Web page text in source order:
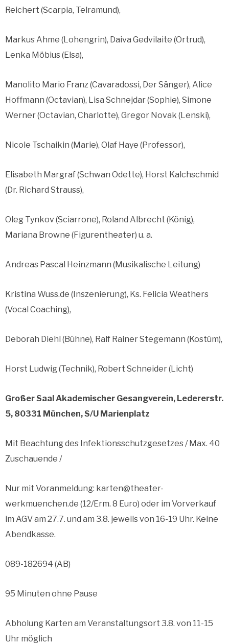
Reichert (Scarpia, Telramund),
Markus Ahme (Lohengrin), Daiva Gedvilaite (Ortrud),
Lenka Möbius (Elsa),
Manolito Mario Franz (Cavaradossi, Der Sänger), Alice
Hoffmann (Octavian), Lisa Schnejdar (Sophie), Simone
Werner (Octavian, Charlotte), Gregor Novak (Lenski),
Nicole Tschaikin (Marie), Olaf Haye (Professor),
Elisabeth Margraf (Schwan Odette), Horst Kalchschmid
(Dr. Richard Strauss),
Oleg Tynkov (Sciarrone), Roland Albrecht (König),
Mariana Browne (Figurentheater) u. a.
Andreas Pascal Heinzmann (Musikalische Leitung)
Kristina Wuss.de (Inszenierung), Ks. Felicia Weathers
(Vocal Coaching),
Deborah Diehl (Bühne), Ralf Rainer Stegemann (Kostüm),
Horst Ludwig (Technik), Robert Schneider (Licht)
Großer Saal Akademischer Gesangverein, Ledererstr.
5, 80331 München, S/U Marienplatz
Mit Beachtung des Infektionsschutzgesetzes / Max. 40
Zuschauende /
Nur mit Voranmeldung: karten@theater-
werkmuenchen.de (12/Erm. 8 Euro) oder im Vorverkauf
im AGV am 27.7. und am 3.8. jeweils von 16-19 Uhr. Keine
Abendkasse.
089-182694 (AB)
95 Minuten ohne Pause
Abholung Karten am Veranstaltungsort 3.8. von 11-15
Uhr möglich